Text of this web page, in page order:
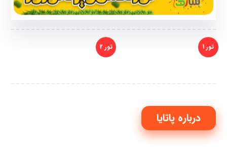
تور 1 تور 2
درباره پاتایا